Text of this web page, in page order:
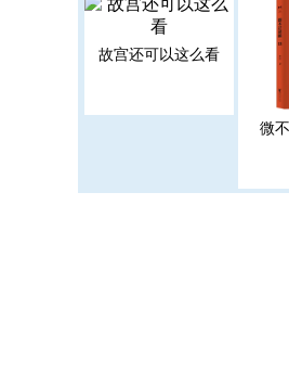
故宫还可以这么看
微